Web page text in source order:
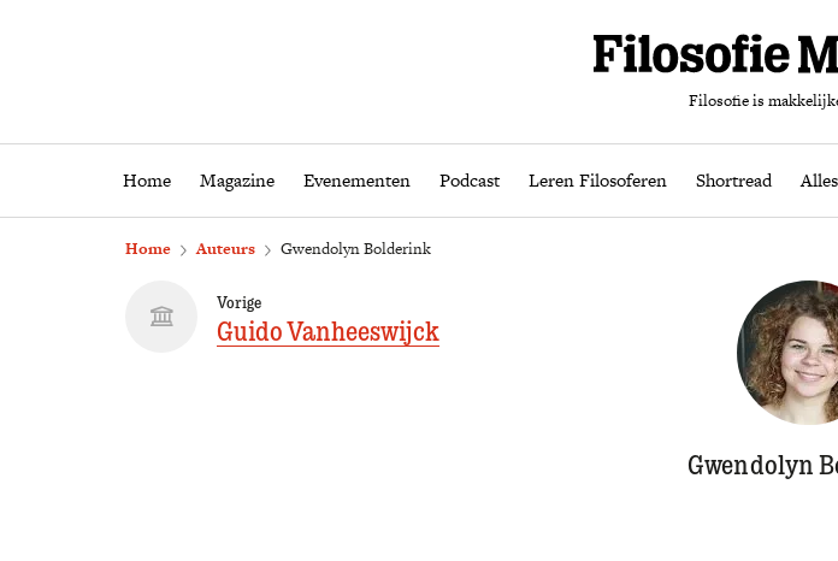
Filosofie is
Home Magazine Evenementen Podcast Leren Filosoferen Shortread
Home Magazine Evenementen Podcast Leren Filosoferen
Home Auteurs Gwendolyn Bolderink
Vorige
Guido Vanheeswijck
Gwendolyn